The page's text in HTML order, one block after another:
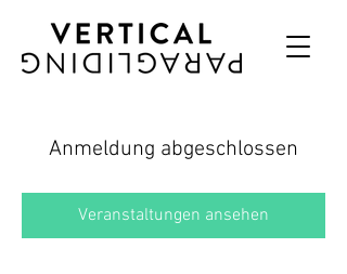
Anmeldung abgeschlossen
Veranstaltungen ansehen